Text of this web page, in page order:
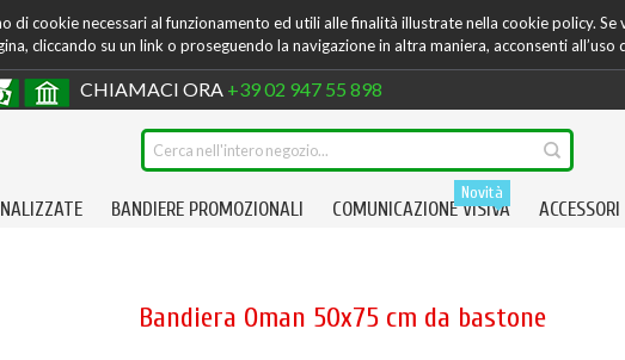
cookie necessari al funzionamento ed utili alle finalità illustrate nella cookie policy. Se
cliccando su un link o proseguendo la navigazione in altra maniera, acconsenti all’uso
CHIAMACI ORA +39 02 947 55 898
BANDIERE PROMOZIONALI COMUNICAZIONE VISIVA
Novità
ACCESSORI
Bandiera Oman 50x75 cm da bastone